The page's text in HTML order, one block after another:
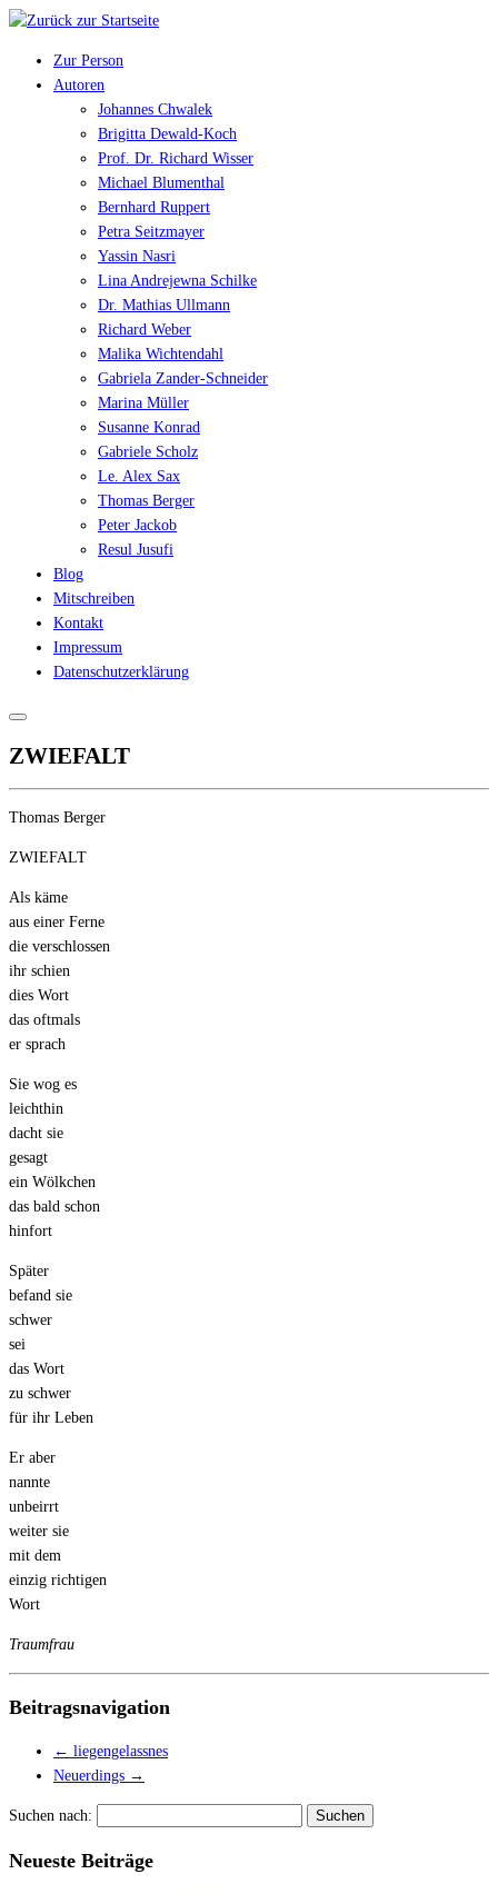
Zur Person
Autoren
Johannes Chwalek
Brigitta Dewald-Koch
Prof. Dr. Richard Wisser
Michael Blumenthal
Bernhard Ruppert
Petra Seitzmayer
Yassin Nasri
Lina Andrejewna Schilke
Dr. Mathias Ullmann
Richard Weber
Malika Wichtendahl
Gabriela Zander-Schneider
Marina Müller
Susanne Konrad
Gabriele Scholz
Le. Alex Sax
Thomas Berger
Peter Jackob
Resul Jusufi
Blog
Mitschreiben
Kontakt
Impressum
Datenschutzerklärung
ZWIEFALT
Thomas Berger
ZWIEFALT
Als käme
aus einer Ferne
die verschlossen
ihr schien
dies Wort
das oftmals
er sprach
Sie wog es
leichthin
dacht sie
gesagt
ein Wölkchen
das bald schon
hinfort
Später
befand sie
schwer
sei
das Wort
zu schwer
für ihr Leben
Er aber
nannte
unbeirrt
weiter sie
mit dem
einzig richtigen
Wort
Traumfrau
Beitragsnavigation
← liegengelassnes
Neuerdings →
Suchen nach:
Neueste Beiträge